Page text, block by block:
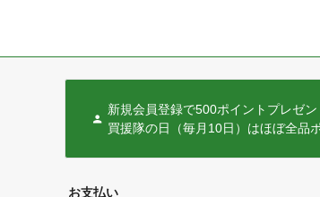
新規会員登録で500ポイントプレゼン
買援隊の日（毎月10日）はほぼ全品
お支払い